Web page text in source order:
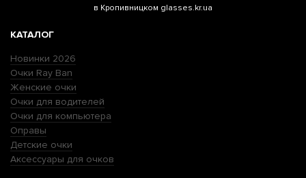
в Кропивницком glasses.kr.ua
КАТАЛОГ
Новинки 2026
Очки Ray Ban
Женские очки
Очки для водителей
Очки для компьютера
Оправы
Детские очки
Аксессуары для очков